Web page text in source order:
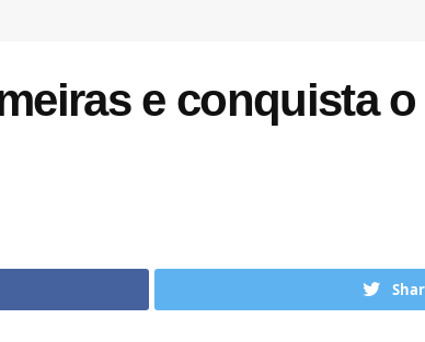
e conquista